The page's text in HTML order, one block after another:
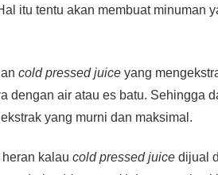
itu tentu akan membuat minuman
cold pressed juice yang
dengan air atau es batu. Sehingga
yang murni dan maksimal.
kalau cold pressed juice dijual